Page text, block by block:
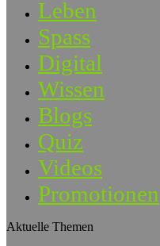
Leben
Spass
Digital
Wissen
Blogs
Quiz
Videos
Promotionen
Aktuelle Themen